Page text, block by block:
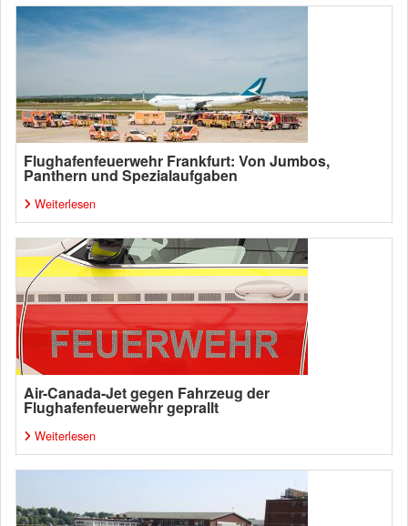
Flughafenfeuerwehr Frankfurt: Von Jumbos,
Panthern und Spezialaufgaben
Weiterlesen
Air-Canada-Jet gegen Fahrzeug der
Flughafenfeuerwehr geprallt
Weiterlesen